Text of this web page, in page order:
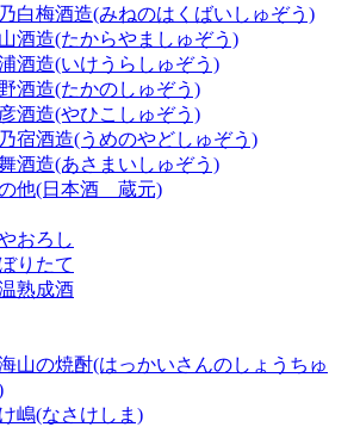
白梅酒造(みねのはくばいしゅぞう)
酒造(たからやましゅぞう)
酒造(いけうらしゅぞう)
酒造(たかのしゅぞう)
酒造(やひこしゅぞう)
宿酒造(うめのやどしゅぞう)
酒造(あさまいしゅぞう)
他(日本酒 蔵元)
おろし
りたて
熟成酒
山の焼酎(はっかいさんのしょうちゅ
嶋(なさけしま)